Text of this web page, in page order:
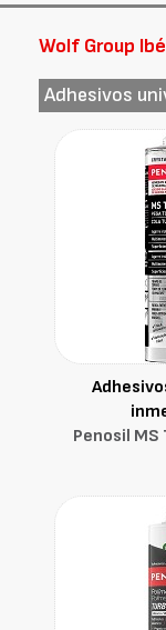
Wolf Group
Adhesivos
Penosil